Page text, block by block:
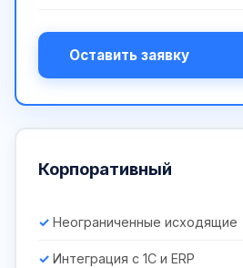
Оставить заявку
Корпоративный
Неограниченные исходящие
Интеграция с 1С и ERP